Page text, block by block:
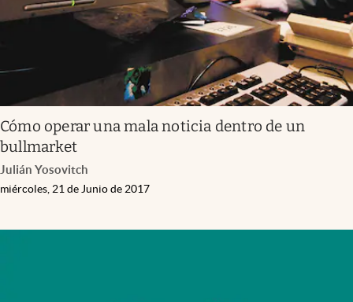
Cómo operar una mala noticia dentro de un
bullmarket
Julián Yosovitch
miércoles, 21 de Junio de 2017